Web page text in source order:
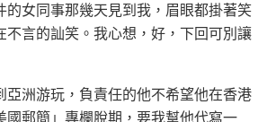
的女同事那幾天見到我，眉眼都掛著笑
不言的訕笑。我心想，好，下回可別讓
亞洲游玩，負責任的他不希望他在香港
國郵簡」專欄脫期，要我幫他代寫一